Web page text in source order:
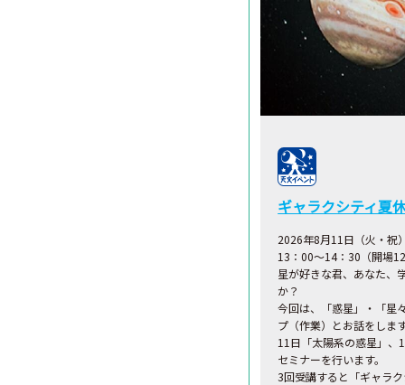
ギャラクシティ夏
2026年8月11日（火・祝
13：00～14：30（開場
星が好きな君、あなた、
か？
今回は、「惑星」・「星
プ（作業）とお話をしま
11日「太陽系の惑星」、
セミナーを行います。
3回受講すると「ギャラ